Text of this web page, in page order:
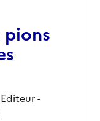
pions
Editeur-